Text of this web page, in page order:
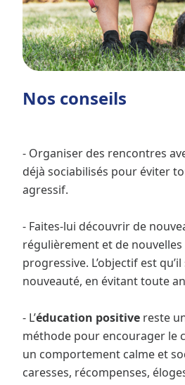
Nos conseils
- Organiser des rencontres
déjà sociabilisés pour éviter
agressif.
- Faites-lui découvrir de
régulièrement et de
progressive. L’objectif est
nouveauté, en évitant toute
- L’éducation positive reste
méthode pour encourager le
un comportement calme et
caresses, récompenses,